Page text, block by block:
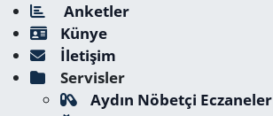
Anketler
Künye
İletişim
Servisler
Aydın Nöbetçi Eczaneler